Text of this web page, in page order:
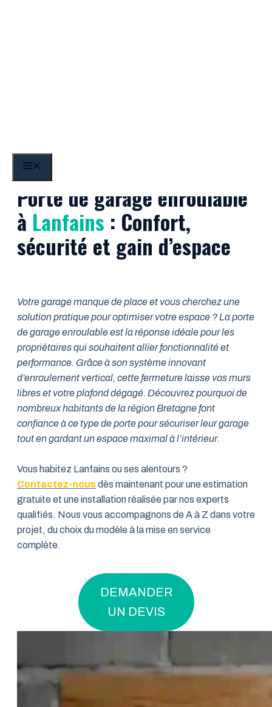
Porte de garage enroulable
à Lanfains : Confort,
sécurité et gain d’espace
Votre garage manque de place et vous cherchez une
solution pratique pour optimiser votre espace ? La porte
de garage enroulable est la réponse idéale pour les
propriétaires qui souhaitent allier fonctionnalité et
performance. Grâce à son système innovant
d’enroulement vertical, cette fermeture laisse vos murs
libres et votre plafond dégagé. Découvrez pourquoi de
nombreux habitants de la région Bretagne font
confiance à ce type de porte pour sécuriser leur garage
tout en gardant un espace maximal à l’intérieur.
Vous habitez Lanfains ou ses alentours ?
Contactez-nousdès maintenant pour une estimation
gratuite et une installation réalisée par nos experts
qualifiés. Nous vous accompagnons de A à Z dans votre
projet, du choix du modèle à la mise en service
complète.
DEMANDER
UN DEVIS